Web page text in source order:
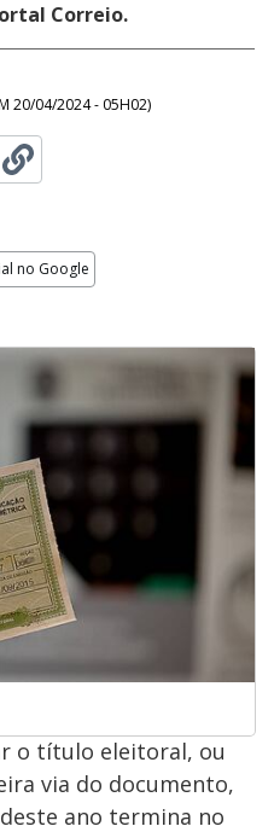
Correio.
20/04/2024 - 05H02)
no Google
o título eleitoral, ou
via do documento,
ano termina no